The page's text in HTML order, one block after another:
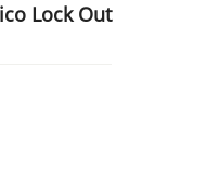
Lock Out